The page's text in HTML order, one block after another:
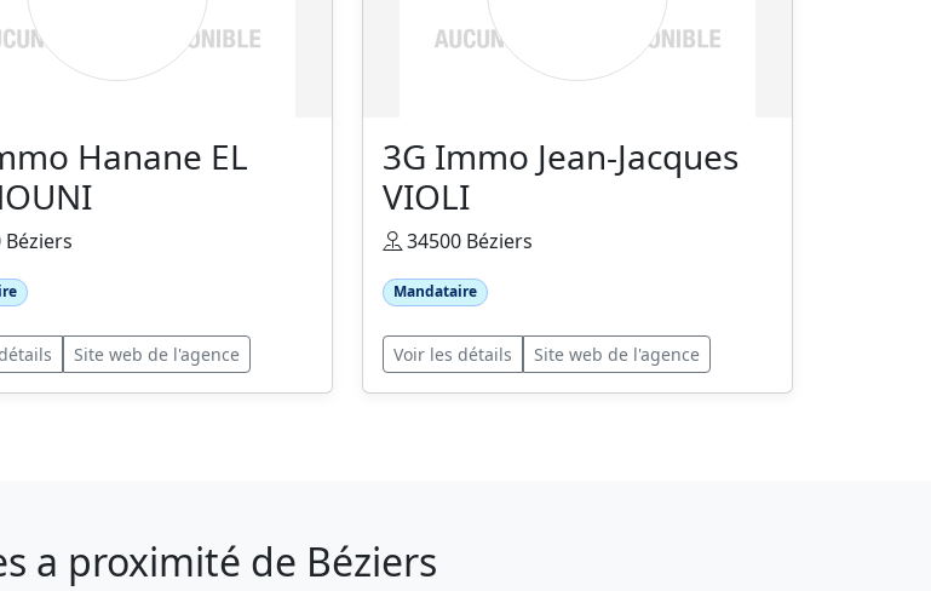
Hanane EL
Béziers
Site web de l'agence
3G Immo Jean-Jacques
VIOLI
34500 Béziers
Mandataire
Voir les détails Site web de l'agence
a proximité de Béziers